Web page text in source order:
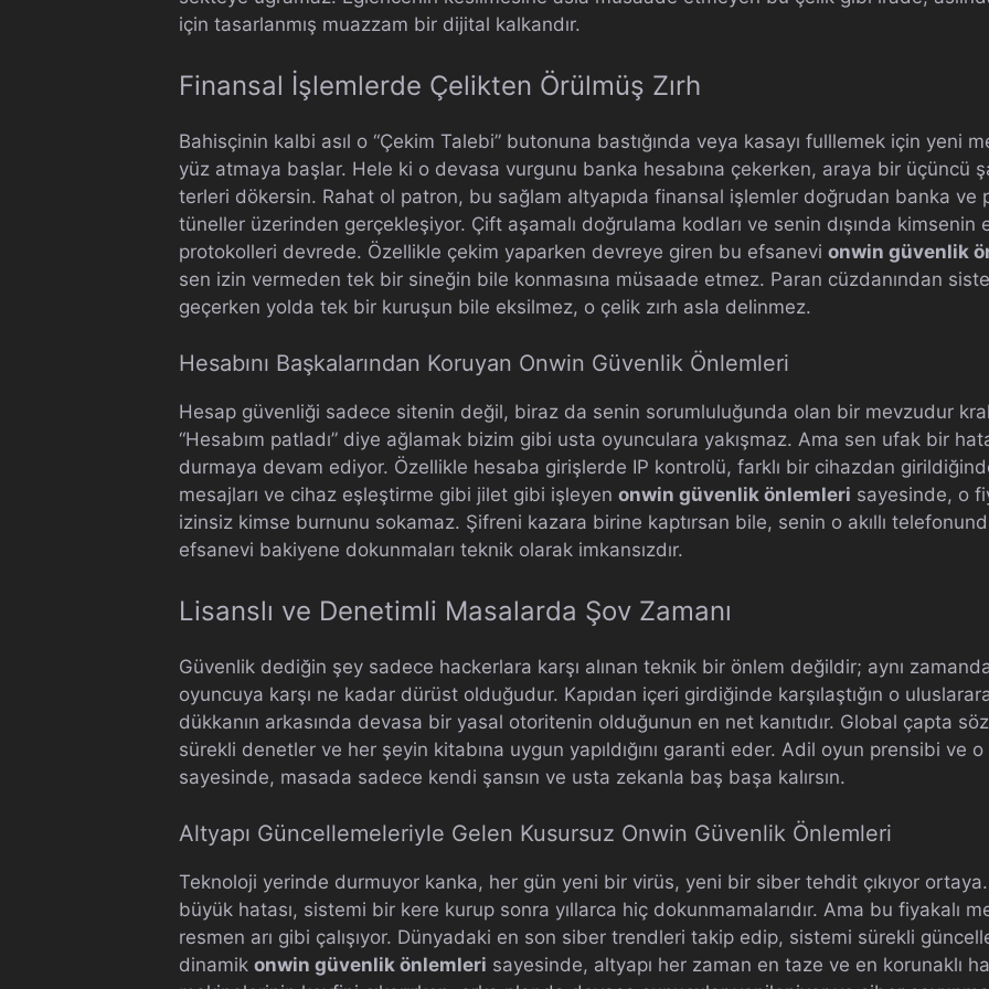
için tasarlanmış muazzam bir dijital kalkandır.
Finansal İşlemlerde Çelikten Örülmüş Zırh
Bahisçinin kalbi asıl o “Çekim Talebi” butonuna bastığında veya kasayı fulllemek için yeni
yüz atmaya başlar. Hele ki o devasa vurgunu banka hesabına çekerken, araya bir üçüncü
terleri dökersin. Rahat ol patron, bu sağlam altyapıda finansal işlemler doğrudan banka ve
tüneller üzerinden gerçekleşiyor. Çift aşamalı doğrulama kodları ve senin dışında
protokolleri devrede. Özellikle çekim yaparken devreye giren bu efsanevi onwin güvenlik
sen izin vermeden tek bir sineğin bile konmasına müsaade etmez. Paran cüzdanından
geçerken yolda tek bir kuruşun bile eksilmez, o çelik zırh asla delinmez.
Hesabını Başkalarından Koruyan Onwin Güvenlik Önlemleri
Hesap güvenliği sadece sitenin değil, biraz da senin sorumluluğunda olan bir mevzudur
“Hesabım patladı” diye ağlamak bizim gibi usta oyunculara yakışmaz. Ama sen ufak bir
durmaya devam ediyor. Özellikle hesaba girişlerde IP kontrolü, farklı bir cihazdan
mesajları ve cihaz eşleştirme gibi jilet gibi işleyen onwin güvenlik önlemleri sayesinde, o
izinsiz kimse burnunu sokamaz. Şifreni kazara birine kaptırsan bile, senin o akıllı
efsanevi bakiyene dokunmaları teknik olarak imkansızdır.
Lisanslı ve Denetimli Masalarda Şov Zamanı
Güvenlik dediğin şey sadece hackerlara karşı alınan teknik bir önlem değildir; aynı
oyuncuya karşı ne kadar dürüst olduğudur. Kapıdan içeri girdiğinde karşılaştığın o
dükkanın arkasında devasa bir yasal otoritenin olduğunun en net kanıtıdır. Global çapta
sürekli denetler ve her şeyin kitabına uygun yapıldığını garanti eder. Adil oyun prensibi ve
sayesinde, masada sadece kendi şansın ve usta zekanla baş başa kalırsın.
Altyapı Güncellemeleriyle Gelen Kusursuz Onwin Güvenlik Önlemleri
Teknoloji yerinde durmuyor kanka, her gün yeni bir virüs, yeni bir siber tehdit çıkıyor
büyük hatası, sistemi bir kere kurup sonra yıllarca hiç dokunmamalarıdır. Ama bu fiyakalı
resmen arı gibi çalışıyor. Dünyadaki en son siber trendleri takip edip, sistemi sürekli
dinamik onwin güvenlik önlemleri sayesinde, altyapı her zaman en taze ve en korunaklı